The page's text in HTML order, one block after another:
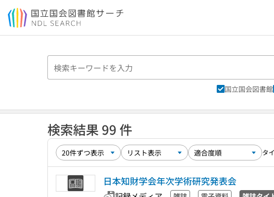
本文へ移動
国立国会図書館
検索結果 99 件
タ
日本知財学会年次学術研究発表会